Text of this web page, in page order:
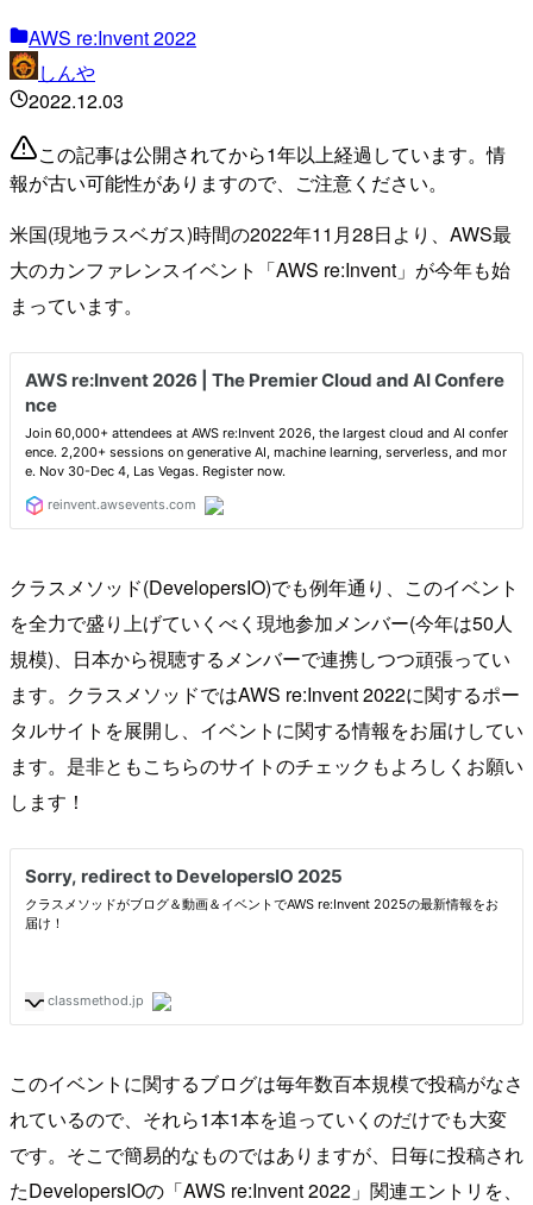
AWS re:Invent 2022
しんや
2022.12.03
この記事は公開されてから1年以上経過しています。情
報が古い可能性がありますので、ご注意ください。
米国(現地ラスベガス)時間の2022年11月28日より、AWS最
大のカンファレンスイベント「AWS re:Invent」が今年も始
まっています。
クラスメソッド(DevelopersIO)でも例年通り、このイベント
を全力で盛り上げていくべく現地参加メンバー(今年は50人
規模)、日本から視聴するメンバーで連携しつつ頑張ってい
ます。クラスメソッドではAWS re:Invent 2022に関するポー
タルサイトを展開し、イベントに関する情報をお届けしてい
ます。是非ともこちらのサイトのチェックもよろしくお願い
します！
このイベントに関するブログは毎年数百本規模で投稿がなさ
れているので、それら1本1本を追っていくのだけでも大変
です。そこで簡易的なものではありますが、日毎に投稿され
たDevelopersIOの「AWS re:Invent 2022」関連エントリを、